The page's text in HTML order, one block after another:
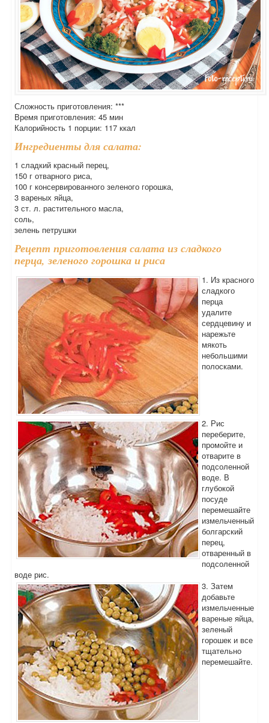
Сложность приготовления: ***
Время приготовления: 45 мин
Калорийность 1 порции: 117 ккал
Ингредиенты для салата:
1 сладкий красный перец,
150 г отварного риса,
100 г консервированного зеленого горошка,
3 вареных яйца,
3 ст. л. растительного масла,
соль,
зелень петрушки
Рецепт приготовления салата из сладкого
перца, зеленого горошка и риса
1. Из красного
сладкого
перца
удалите
сердцевину и
нарежьте
мякоть
небольшими
полосками.
2. Рис
переберите,
промойте и
отварите в
подсоленной
воде. В
глубокой
посуде
перемешайте
измельченный
болгарский
перец,
отваренный в
подсоленной
воде рис.
3. Затем
добавьте
измельченные
вареные яйца,
зеленый
горошек и все
тщательно
перемешайте.